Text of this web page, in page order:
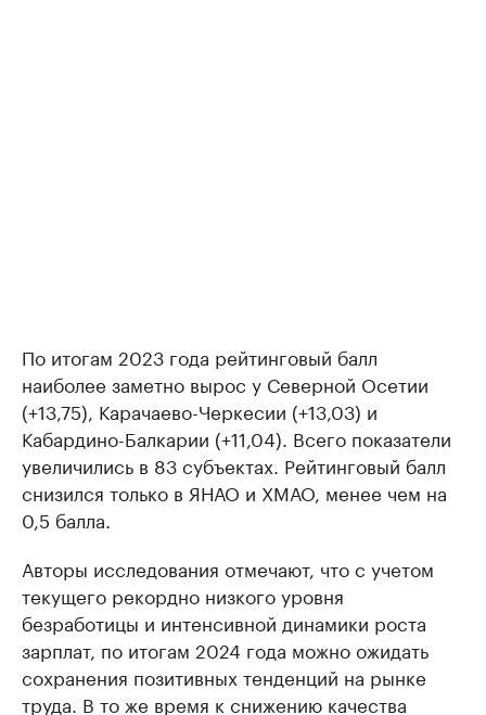
По итогам 2023 года рейтинговый балл
наиболее заметно вырос у Северной Осетии
(+13,75), Карачаево-Черкесии (+13,03) и
Кабардино-Балкарии (+11,04). Всего показатели
увеличились в 83 субъектах. Рейтинговый балл
снизился только в ЯНАО и ХМАО, менее чем на
0,5 балла.
Авторы исследования отмечают, что с учетом
текущего рекордно низкого уровня
безработицы и интенсивной динамики роста
зарплат, по итогам 2024 года можно ожидать
сохранения позитивных тенденций на рынке
труда. В то же время к снижению качества